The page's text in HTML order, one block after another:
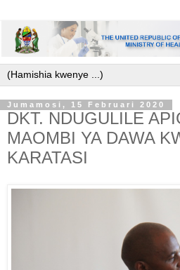
Jumamosi, 15 Februari 2020
DKT. NDUGULILE
MAOMBI YA DAWA
KARATASI